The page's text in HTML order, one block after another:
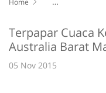
Home
Terpapar Cuaca
Australia Barat
05 Nov 2015